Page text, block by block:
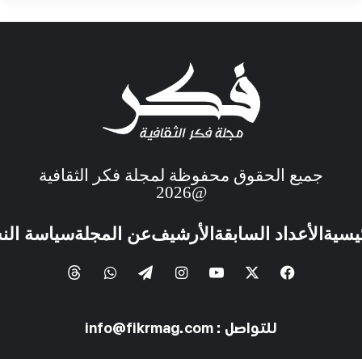
جميع الحقوق محفوظة لمجلة فكر الثقافية
@2026
الأعداد السابقة الأرشيفعن المجلةسياسة
للتواصل : info@fikrmag.com